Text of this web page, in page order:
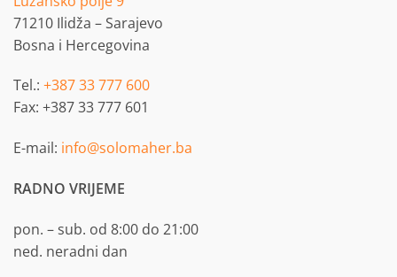
71210 Ilidža – Sarajevo
Bosna i Hercegovina
Tel.: +387 33 777 600
Fax: +387 33 777 601
E-mail: info@solomaher.ba
RADNO VRIJEME
pon. – sub. od 8:00 do 21:00
ned. neradni dan